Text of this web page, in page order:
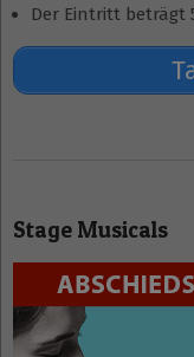
Der Eintritt beträgt
04
Stage Musicals